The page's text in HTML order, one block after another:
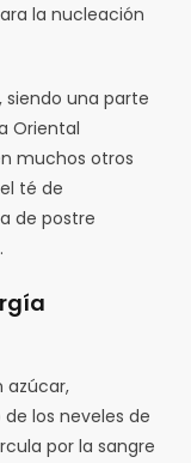
la nucleación
siendo una parte
Oriental
muchos otros
té de
de postre
azúcar,
los neveles de
por la sangre